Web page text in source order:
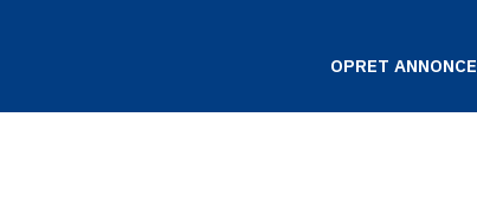
OPRET ANNONCE